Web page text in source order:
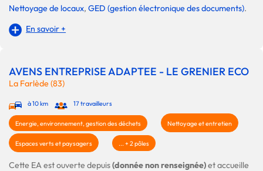
Nettoyage de locaux, GED (gestion électronique des documents).
En savoir +
AVENS ENTREPRISE ADAPTEE - LE GRENIER ECO
La Farlède (83)
à 10 km 17 travailleurs
Energie, environnement, gestion des déchets Nettoyage et entretien
Espaces verts et paysagers ... + 2 pôles
Cette EA est ouverte depuis(donnée non renseignée)et accueille